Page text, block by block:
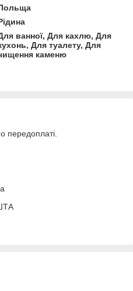
ванної, Для кахлю, Для
Для туалету, Для
каменю
передоплаті.